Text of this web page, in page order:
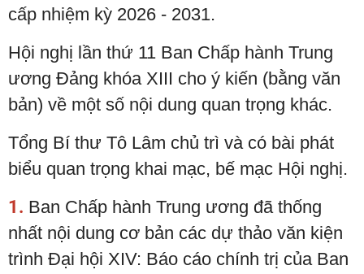
cấp nhiệm kỳ 2026 - 2031.
Hội nghị lần thứ 11 Ban Chấp hành Trung
ương Đảng khóa XIII cho ý kiến (bằng văn
bản) về một số nội dung quan trọng khác.
Tổng Bí thư Tô Lâm chủ trì và có bài phát
biểu quan trọng khai mạc, bế mạc Hội nghị.
1. Ban Chấp hành Trung ương đã thống
nhất nội dung cơ bản các dự thảo văn kiện
trình Đại hội XIV: Báo cáo chính trị của Ban